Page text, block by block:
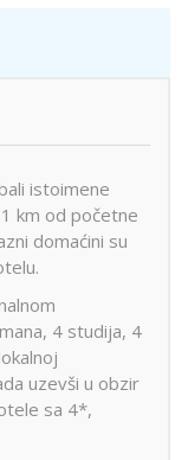
istoimene
km od početne
domaćini su
4 studija, 4
uzevši u obzir
sa 4*,